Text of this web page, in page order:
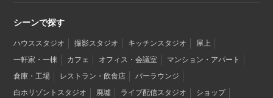
シーンで探す
ハウススタジオ 撮影スタジオ キッチンスタジオ
屋上
一軒家・一棟
カフェ オフィス・会議室
マンション・アパート
倉庫・工場
レストラン・飲食店
バーラウンジ
白ホリゾントスタジオ
廃墟 ライブ配信スタジオ
ショップ